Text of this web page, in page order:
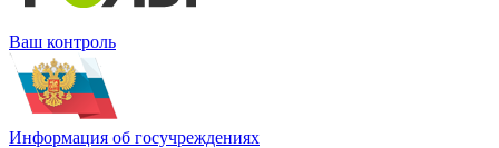
Ваш контроль
Информация об госучреждениях